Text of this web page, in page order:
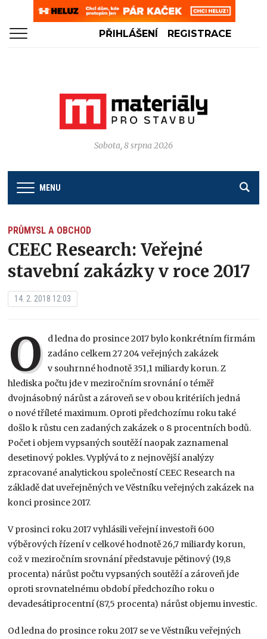
PŘIHLÁŠENÍ REGISTRACE
Sobota, 8 srpna 2026
MENU
PRŮMYSL A OBCHOD
CEEC Research: Veřejné
stavební zakázky v roce 2017
14. 2. 2018 12:03
O d ledna do prosince 2017 bylo konkrétním firmám
zadáno celkem 27 204 veřejných zakázek
v souhrnné hodnotě 351,1 miliardy korun. Z
hlediska počtu jde v meziročním srovnání o téměř
dvojnásobný nárůst a zároveň se v obou kritériích jedná
o nové tříleté maximum. Oproti předchozímu roku také
došlo k růstu cen zadaných zakázek o 8 procentních bodů.
Počet i objem vypsaných soutěží naopak zaznamenal
desetinový pokles. Vyplývá to z nejnovější analýzy
zpracované analytickou společností CEEC Research na
základě dat uveřejněných ve Věstníku veřejných zakázek na
konci prosince 2017.
V prosinci roku 2017 vyhlásili veřejní investoři 600
výběrových řízení v celkové hodnotě 26,7 miliardy korun,
což v meziročním srovnání představuje pětinový (19,8
procenta) nárůst počtu vypsaných soutěží a zároveň jde
oproti srovnatelnému období předchozího roku o
devadesátiprocentní (87,5 procenta) nárůst objemu investic.
Od ledna do prosince roku 2017 se ve Věstníku veřejných